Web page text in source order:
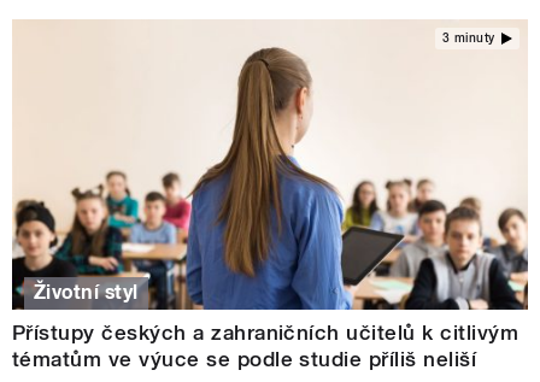
3 minuty
Životní styl
Přístupy českých a zahraničních učitelů k citlivým
tématům ve výuce se podle studie příliš neliší